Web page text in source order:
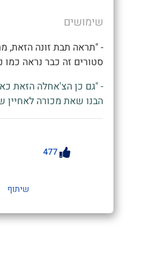
שימושים
- "תראה תבת זונה הזאת,
סטורים זה כבר נראה כמו
- "גם כן הצ'אחלה הזאת
הבנו שאת מכורה לאחיין
477
שיתוף